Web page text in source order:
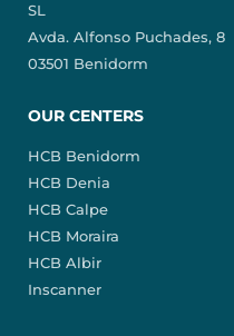
SL
Avda. Alfonso Puchades, 8
03501 Benidorm
OUR CENTERS
HCB Benidorm
HCB Denia
HCB Calpe
HCB Moraira
HCB Albir
Inscanner